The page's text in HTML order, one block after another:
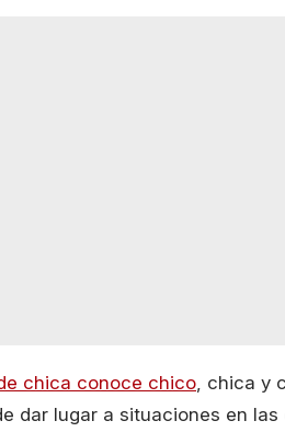
chica conoce chico , chica y
dar lugar a situaciones en